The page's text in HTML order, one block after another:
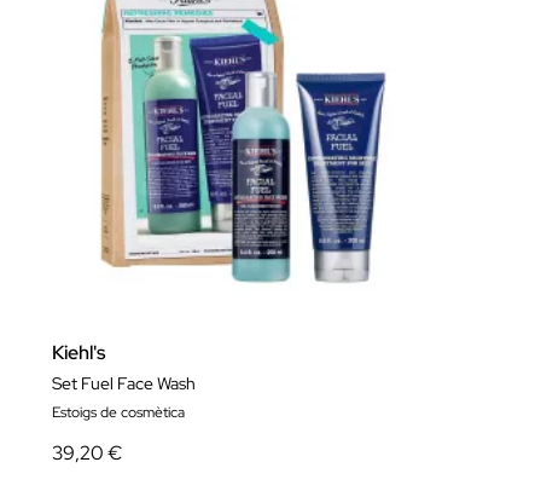
Kiehl's
Set Fuel Face Wash
Estoigs de cosmètica
39,20 €